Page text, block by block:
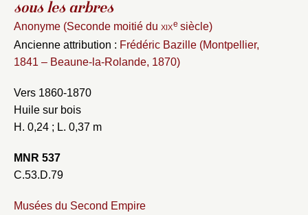
sous les arbres
Anonyme (Seconde moitié du xixe siècle)
Ancienne attribution : Frédéric Bazille (Montpellier,
1841 – Beaune-la-Rolande, 1870)
Vers 1860-1870
Huile sur bois
H. 0,24 ; L. 0,37 m
MNR 537
C.53.D.79
Musées du Second Empire
Choix du dossier où ajouter la
Nom du dossier
Courriel